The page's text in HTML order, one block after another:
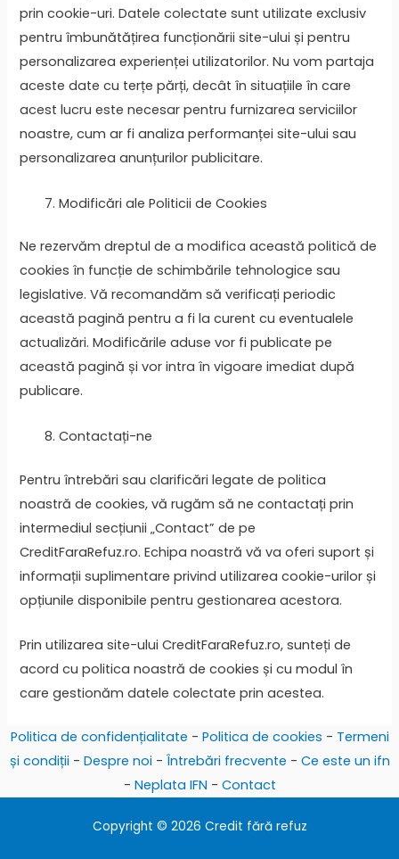
prin cookie-uri. Datele colectate sunt utilizate exclusiv
pentru îmbunătățirea funcționării site-ului și pentru
personalizarea experienței utilizatorilor. Nu vom partaja
aceste date cu terțe părți, decât în situațiile în care
acest lucru este necesar pentru furnizarea serviciilor
noastre, cum ar fi analiza performanței site-ului sau
personalizarea anunțurilor publicitare.
Modificări ale Politicii de Cookies
Ne rezervăm dreptul de a modifica această politică de
cookies în funcție de schimbările tehnologice sau
legislative. Vă recomandăm să verificați periodic
această pagină pentru a fi la curent cu eventualele
actualizări. Modificările aduse vor fi publicate pe
această pagină și vor intra în vigoare imediat după
publicare.
Contactați-ne
Pentru întrebări sau clarificări legate de politica
noastră de cookies, vă rugăm să ne contactați prin
intermediul secțiunii „Contact” de pe
CreditFaraRefuz.ro. Echipa noastră vă va oferi suport și
informații suplimentare privind utilizarea cookie-urilor și
opțiunile disponibile pentru gestionarea acestora.
Prin utilizarea site-ului CreditFaraRefuz.ro, sunteți de
acord cu politica noastră de cookies și cu modul în
care gestionăm datele colectate prin acestea.
Politica de confidențialitate - Politica de cookies - Termeni
și condiții- Despre noi- Întrebări frecvente - Ce este un ifn
- Neplata IFN - Contact
Copyright © 2026 Credit fără refuz